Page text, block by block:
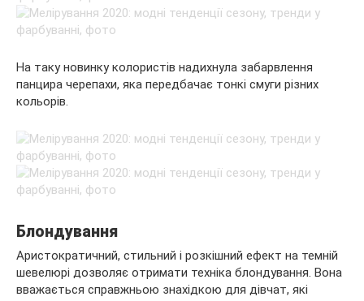
На таку новинку колористів надихнула забарвлення
панцира черепахи, яка передбачає тонкі смуги різних
кольорів.
Блондування
Аристократичний, стильний і розкішний ефект на темній
шевелюрі дозволяє отримати техніка блондування. Вона
вважається справжньою знахідкою для дівчат, які